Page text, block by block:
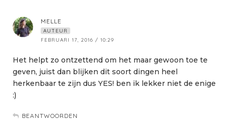
MELLE
AUTEUR
FEBRUARI 17, 2016 / 10:29
Het helpt zo ontzettend om het maar gewoon toe te
geven, juist dan blijken dit soort dingen heel
herkenbaar te zijn dus YES! ben ik lekker niet de enige
:)
BEANTWOORDEN